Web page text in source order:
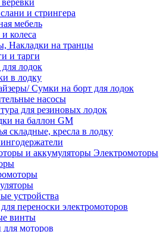
и стрингера
мебель
колеса
Накладки на транцы
и тарги
лодок
в лодку
Сумки на борт для лодок
насосы
для резиновых лодок
на баллон GM
складные, кресла в лодку
Электромоторы
устройства
переноски электромоторов
винты
для моторов